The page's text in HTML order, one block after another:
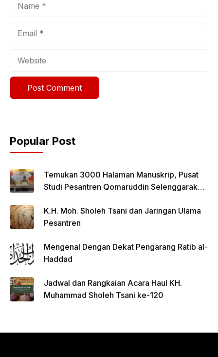
Popular Post
Temukan 3000 Halaman Manuskrip, Pusat
Studi Pesantren Qomaruddin Selenggarakan
K.H. Moh. Sholeh Tsani dan Jaringan Ulama
Pesantren
Mengenal Dengan Dekat Pengarang Ratib al-
Haddad
Jadwal dan Rangkaian Acara Haul KH.
Muhammad Sholeh Tsani ke-120